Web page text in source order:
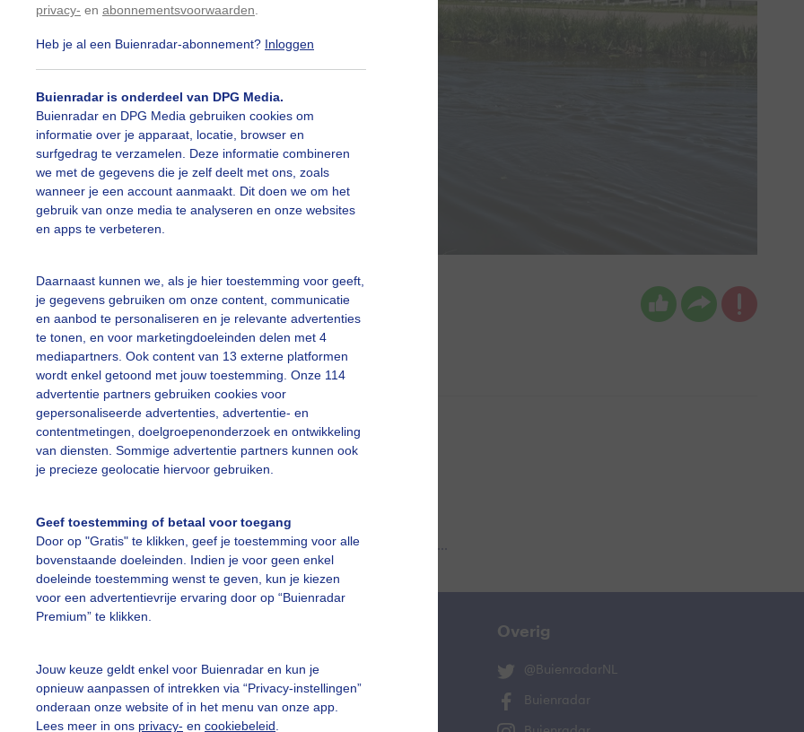
privacy- en abonnementsvoorwaarden
Heb je al een Buienradar-abonnement? Inloggen
Buienradar is onderdeel van DPG Media.
Buienradar en DPG Media gebruiken cookies om
informatie over je apparaat, locatie, browser en
surfgedrag te verzamelen. Deze informatie combineren
we met de gegevens die je zelf deelt met ons, zoals
wanneer je een account aanmaakt. Dit doen we om het
gebruik van onze media te analyseren en onze websites
en apps te verbeteren.
Daarnaast kunnen we, als je hier toestemming voor geeft,
je gegevens gebruiken om onze content, communicatie
en aanbod te personaliseren en je relevante advertenties
te tonen, en voor marketingdoeleinden delen met 4
mediapartners. Ook content van 13 externe platformen
wordt enkel getoond met jouw toestemming. Onze 114
advertentie partners gebruiken cookies voor
gepersonaliseerde advertenties, advertentie- en
contentmetingen, doelgroepenonderzoek en ontwikkeling
van diensten. Sommige advertentie partners kunnen ook
je precieze geolocatie hiervoor gebruiken.
Geef toestemming of betaal voor toegang
Door op "Gratis" te klikken, geef je toestemming voor alle
bovenstaande doeleinden. Indien je voor geen enkel
doeleinde toestemming wenst te geven, kun je kiezen
voor een advertentievrije ervaring door op “Buienradar
Premium” te klikken.
Jouw keuze geldt enkel voor Buienradar en kun je
opnieuw aanpassen of intrekken via “Privacy-instellingen”
onderaan onze website of in het menu van onze app.
Lees meer in ons privacy- en cookiebeleid
Jolanda Bakker Gemaakt: 26-04-2025, 78x bekeken
Zon
slideshow
Een moment geduld aub...
vragen
De Bilt
Overig
@BuienradarNL
Buienradar
Gebruik je Safari en wil je niet elke dag deze pop-up
Klikhierom dit aan te passen